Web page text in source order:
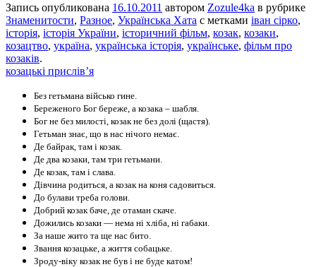
Запись опубликована 16.10.2011 автором Zozule4ka в рубрике
Знаменитости, Разное, Українська Хата с метками іван сірко,
історія, історія України, історичний фільм, козак, козаки,
козацтво, україна, українська історія, українське, фільм про
козаків.
козацькі прислів’я
Без гетьмана військо гине.
Береженого Бог береже, а козака – шабля.
Бог не без милості, козак не без долі (щастя).
Гетьман знає, що в нас нічого немає.
Де байрак, там і козак.
Де два козаки, там три гетьмани.
Де козак, там і слава.
Дівчина родиться, а козак на коня садовиться.
До булави треба голови.
Добрий козак баче, де отаман скаче.
Дожились козаки — нема ні хліба, ні габаки.
За наше жито та ще нас бито.
Звання козацьке, а життя собацьке.
Зроду-віку козак не був і не буде катом!